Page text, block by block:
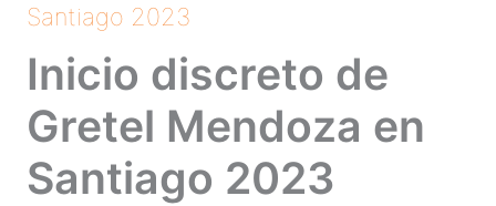
Santiago 2023
Inicio discreto de
Gretel Mendoza en
Santiago 2023